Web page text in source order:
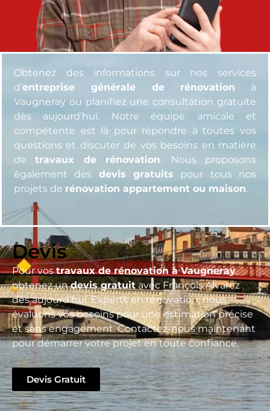
Obtenez des informations sur nos services
d’entreprise générale de rénovation à
Vaugneray ou planifiez une consultation gratuite
dès aujourd’hui. Notre équipe amicale et
compétente est là pour répondre à toutes vos
questions et discuter de vos besoins en matière
detravaux de rénovation. Nous proposons
également des devis gratuits pour tous nos
projets de rénovation appartement ou maison.
Devis
Pour vostravaux de rénovation à Vaugneray,
obtenez undevis gratuitavec François Alvarez
dès aujourd’hui. Experts en rénovation, nous
évaluons vos besoins pour une estimation précise
et sans engagement. Contactez-nous maintenant
pour démarrer votre projet en toute confiance.
Devis Gratuit